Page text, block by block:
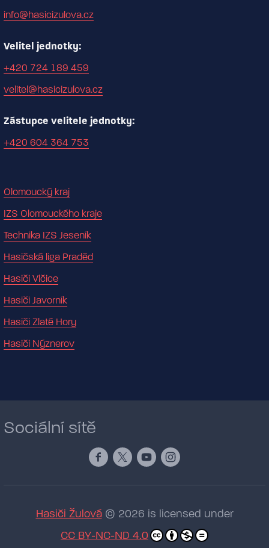
info@hasicizulova.cz
Velitel jednotky:
+420 724 189 459
velitel@hasicizulova.cz
Zástupce velitele jednotky:
+420 604 364 753
Olomoucký kraj
IZS Olomouckého kraje
Technika IZS Jeseník
Hasičská liga Praděd
Hasiči Vlčice
Hasiči Javorník
Hasiči Zlaté Hory
Hasiči Nýznerov
Sociální sítě
Hasiči Žulová© 2026 is licensed under
CC BY-NC-ND 4.0